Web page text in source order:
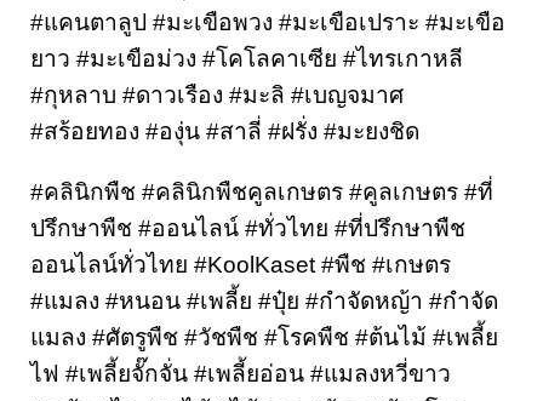
#แคนตาลูป #มะเขือพวง #มะเขือเปราะ #มะเขือ
ยาว #มะเขือม่วง #โคโลคาเซีย #ไทรเกาหลี
#กุหลาบ #ดาวเรือง #มะลิ #เบญจมาศ
#สร้อยทอง #องุ่น #สาลี่ #ฝรั่ง #มะยงชิด
#คลินิกพืช #คลินิกพืชคูลเกษตร #คูลเกษตร #ที่
ปรึกษาพืช #ออนไลน์ #ทั่วไทย #ที่ปรึกษาพืช
ออนไลน์ทั่วไทย #KoolKaset #พืช #เกษตร
#แมลง #หนอน #เพลี้ย #ปุ๋ย #กำจัดหญ้า #กำจัด
แมลง #ศัตรูพืช #วัชพืช #โรคพืช #ต้นไม้ #เพลี้ย
ไฟ #เพลี้ยจั๊กจั่น #เพลี้ยอ่อน #แมลงหวี่ขาว